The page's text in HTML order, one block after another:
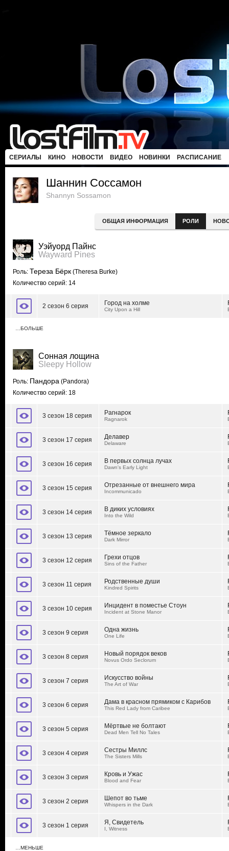
СЕРИАЛЫ КИНО НОВОСТИ ВИДЕО НОВИНКИ РАСПИСАНИЕ
Шаннин Соссамон
Shannyn Sossamon
ОБЩАЯ ИНФОРМАЦИЯ РОЛИ
Уэйуорд Пайнс
Wayward Pines
Роль: Тереза Бёрк (Theresa Burke)
Количество серий: 14
2 сезон 6 серия Город на холме
City Upon a Hill
…БОЛЬШЕ
Сонная лощина
Sleepy Hollow
Роль: Пандора (Pandora)
Количество серий: 18
3 сезон 18 серия Рагнарок
Ragnarok
3 сезон 17 серия Делавер
Delaware
3 сезон 16 серия В первых солнца лучах
Dawn's Early Light
3 сезон 15 серия Отрезанные от внешнего мира
Incommunicado
3 сезон 14 серия В диких условиях
Into the Wild
3 сезон 13 серия Тёмное зеркало
Dark Mirror
3 сезон 12 серия Грехи отцов
Sins of the Father
3 сезон 11 серия Родственные души
Kindred Spirits
3 сезон 10 серия Инцидент в поместье Стоун
Incident at Stone Manor
3 сезон 9 серия Одна жизнь
One Life
3 сезон 8 серия Новый порядок веков
Novus Ordo Seclorum
3 сезон 7 серия Искусство войны
The Art of War
3 сезон 6 серия Дама в красном прямиком с Карибов
This Red Lady from Caribee
3 сезон 5 серия Мёртвые не болтают
Dead Men Tell No Tales
3 сезон 4 серия Сестры Миллс
The Sisters Mills
3 сезон 3 серия Кровь и Ужас
Blood and Fear
3 сезон 2 серия Шепот во тьме
Whispers in the Dark
3 сезон 1 серия Я, Свидетель
I, Witness
…МЕНЬШЕ